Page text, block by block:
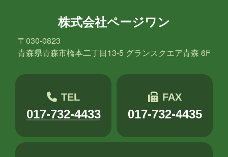
株式会社ページワン
〒030-0823
青森県青森市橋本二丁目13-5 グランスクエア青森 6F
TEL
017-732-4433
FAX
017-732-4435